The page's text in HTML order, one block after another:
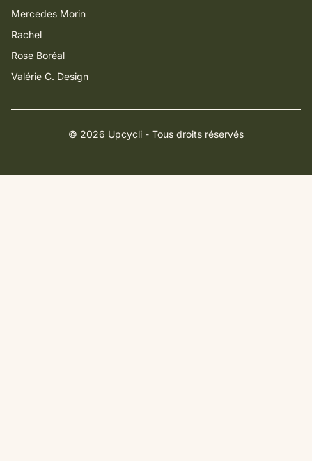
Mercedes Morin
Rachel
Rose Boréal
Valérie C. Design
© 2026 Upcycli - Tous droits réservés